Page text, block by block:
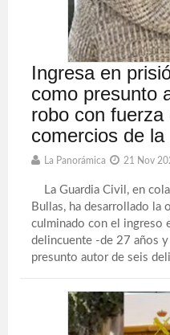
Ingresa en
como presunto
robo con
comercios de la
La Panorámica 21 Nov
La Guardia Civil, en
Bullas, ha desarrollado la
culminado con el ingreso
delincuente -de 27 años
presunto autor de seis